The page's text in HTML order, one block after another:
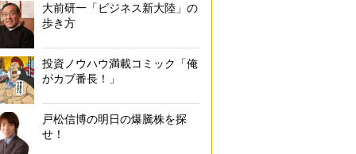
大前研一「ビジネス新大陸」の
歩き方
投資ノウハウ満載コミック「俺
がカブ番長！」
戸松信博の明日の爆騰株を探
せ！